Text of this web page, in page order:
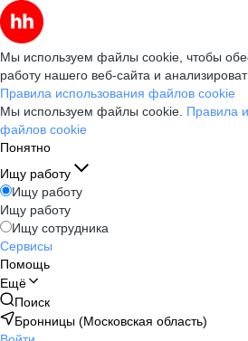
Мы используем файлы cookie, чтобы
работу нашего веб-сайта и
Правила использования файлов cookie
Мы используем файлы cookie. Правила
файлов cookie
Понятно
Ищу работу
Ищу работу
Ищу работу
Ищу сотрудника
Сервисы
Помощь
Ещё
Поиск
Бронницы (Московская область)